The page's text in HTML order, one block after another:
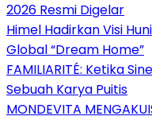
2026 Resmi Digelar
Himel Hadirkan Visi
Global “Dream Home”
FAMILIARITÉ: Ketika
Sebuah Karya Puitis
MONDEVITA